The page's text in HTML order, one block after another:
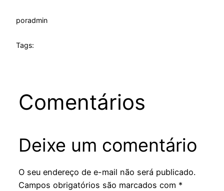
poradmin
Tags:
Comentários
Deixe um comentário
O seu endereço de e-mail não será publicado.
Campos obrigatórios são marcados com *